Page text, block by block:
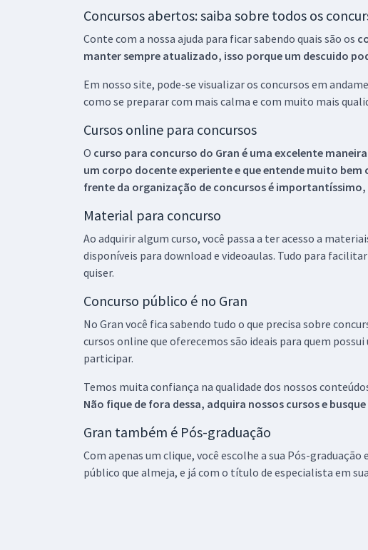
Concursos abertos: saiba sobre todos os
Conte com a nossa ajuda para ficar sabendo quais são os
manter sempre atualizado, isso porque um descuido
Em nosso site, pode-se visualizar os concursos em
como se preparar com mais calma e com muito mais
Cursos online para concursos
O curso para concurso do Gran é uma excelente
um corpo docente experiente e que entende muito
frente da organização de concursos é
Material para concurso
Ao adquirir algum curso, você passa a ter acesso a
disponíveis para download e videoaulas. Tudo para
quiser.
Concurso público é no Gran
No Gran você fica sabendo tudo o que precisa sobre
cursos online que oferecemos são ideais para quem
participar.
Temos muita confiança na qualidade dos nossos
Não fique de fora dessa, adquira nossos cursos e
Gran também é Pós-graduação
Com apenas um clique, você escolhe a sua Pós-
público que almeja, e já com o título de especialista em